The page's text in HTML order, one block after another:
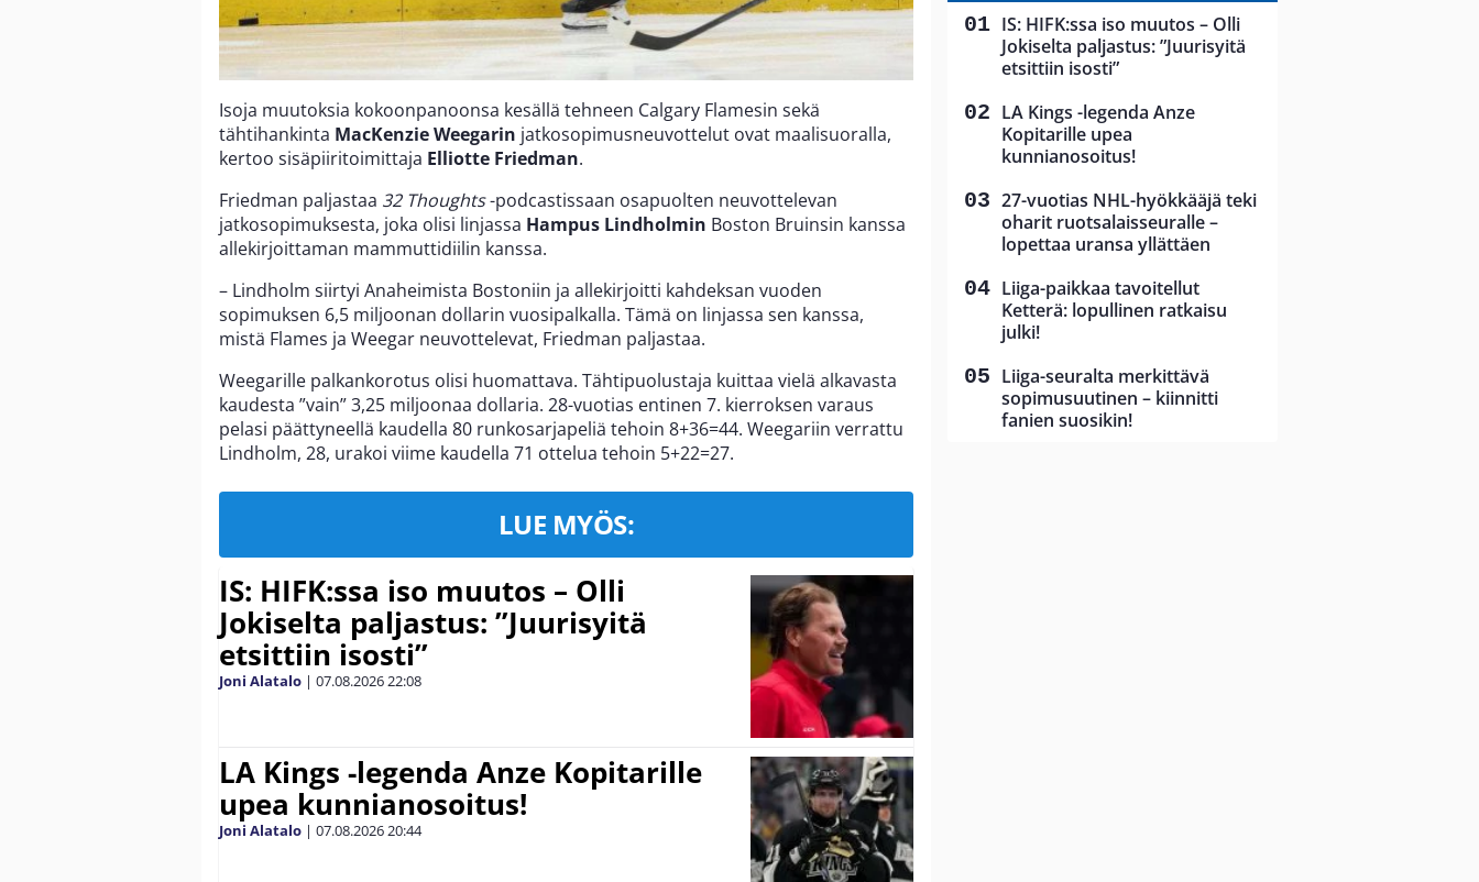
Isoja muutoksia kokoonpanoonsa kesällä tehneen Calgary Flamesin sekä
tähtihankinta MacKenzie Weegarin jatkosopimusneuvottelut ovat maalisuoralla,
kertoo sisäpiiritoimittaja Elliotte Friedman.
Friedman paljastaa 32 Thoughts-podcastissaan osapuolten neuvottelevan
jatkosopimuksesta, joka olisi linjassa Hampus Lindholmin Boston Bruinsin kanssa
allekirjoittaman mammuttidiilin kanssa.
– Lindholm siirtyi Anaheimista Bostoniin ja allekirjoitti kahdeksan vuoden
sopimuksen 6,5 miljoonan dollarin vuosipalkalla. Tämä on linjassa sen kanssa,
mistä Flames ja Weegar neuvottelevat, Friedman paljastaa.
Weegarille palkankorotus olisi huomattava. Tähtipuolustaja kuittaa vielä alkavasta
kaudesta ”vain” 3,25 miljoonaa dollaria. 28-vuotias entinen 7. kierroksen varaus
pelasi päättyneellä kaudella 80 runkosarjapeliä tehoin 8+36=44. Weegariin verrattu
Lindholm, 28, urakoi viime kaudella 71 ottelua tehoin 5+22=27.
LUE MYÖS:
IS: HIFK:ssa iso muutos – Olli
Jokiselta paljastus: ”Juurisyitä
etsittiin isosti”
Joni Alatalo | 07.08.202622:08
LA Kings -legenda Anze Kopitarille
upea kunnianosoitus!
Joni Alatalo | 07.08.202620:44
IS: HIFK:ssa iso muutos – Olli
Jokiselta paljastus: ”Juurisyitä
etsittiin isosti”
LA Kings -legenda Anze
Kopitarille upea
kunnianosoitus!
27-vuotias NHL-hyökkääjä teki
oharit ruotsalaisseuralle –
lopettaa uransa yllättäen
Liiga-paikkaa tavoitellut
Ketterä: lopullinen ratkaisu
julki!
Liiga-seuralta merkittävä
sopimusuutinen – kiinnitti
fanien suosikin!